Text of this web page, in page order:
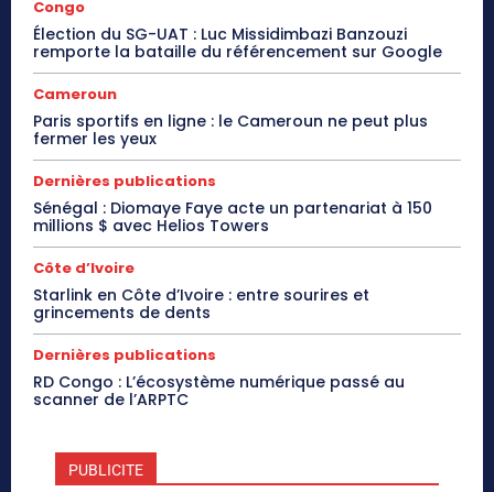
Congo
Élection du SG-UAT : Luc Missidimbazi Banzouzi
remporte la bataille du référencement sur Google
Cameroun
Paris sportifs en ligne : le Cameroun ne peut plus
fermer les yeux
Dernières publications
Sénégal : Diomaye Faye acte un partenariat à 150
millions $ avec Helios Towers
Côte d’Ivoire
Starlink en Côte d’Ivoire : entre sourires et
grincements de dents
Dernières publications
RD Congo : L’écosystème numérique passé au
scanner de l’ARPTC
PUBLICITE